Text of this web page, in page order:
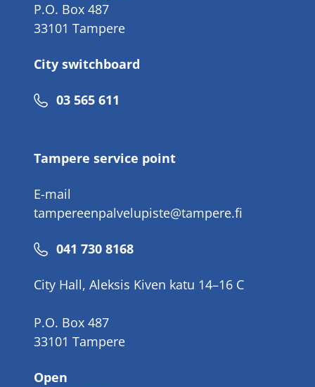
P.O. Box 487
33101 Tampere
City switchboard
Phone
03 565 611
Tampere service point
E-mail
tampereenpalvelupiste@tampere.fi
Phone
041 730 8168
City Hall, Aleksis Kiven katu 14–16 C
P.O. Box 487
33101 Tampere
Open